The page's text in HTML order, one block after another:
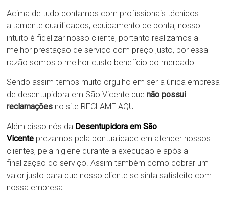
Acima de tudo contamos com profissionais técnicos
altamente qualificados, equipamento de ponta, nosso
intuito é fidelizar nosso cliente, portanto realizamos a
melhor prestação de serviço com preço justo, por essa
razão somos o melhor custo benefício do mercado.
Sendo assim temos muito orgulho em ser a única empresa
de desentupidora em São Vicente quenão possui
reclamações no site RECLAME AQUI.
Além disso nós da Desentupidora em São
Vicente prezamos pela pontualidade em atender nossos
clientes, pela higiene durante a execução e após a
finalização do serviço. Assim também como cobrar um
valor justo para que nosso cliente se sinta satisfeito com
nossa empresa.